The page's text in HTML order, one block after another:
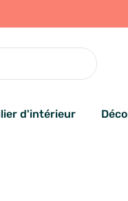
d'intérieur Déco